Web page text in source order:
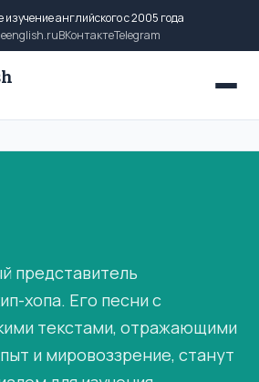
изучение английского с 2005 года
ВКонтактеTelegram
представитель
хопа. Его песни с
текстами, отражающими
и мировоззрение, станут